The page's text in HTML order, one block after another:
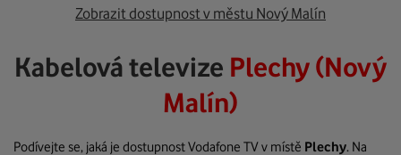
Zobrazit dostupnost v městu Nový Malín
Kabelová televize Plechy (Nový
Malín)
Podívejte se, jaká je dostupnost Vodafone TV v místě Plechy. Na